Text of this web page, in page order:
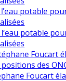
l’eau potable
l’eau potable
Foucart
des
Foucart